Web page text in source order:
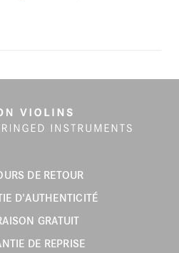
DE RETOUR
D'AUTHENTICITÉ
GRATUIT
DE REPRISE